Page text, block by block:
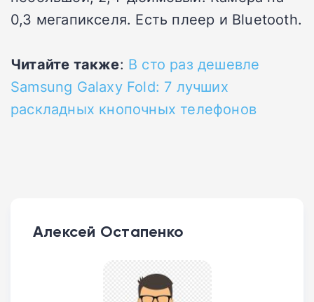
0,3 мегапикселя. Есть плеер и Bluetooth.
Читайте также: В сто раз дешевле
Samsung Galaxy Fold: 7 лучших
раскладных кнопочных телефонов
Алексей Остапенко